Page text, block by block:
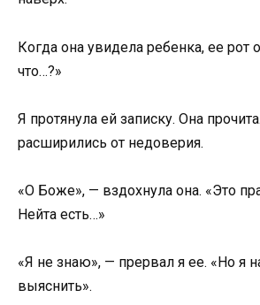
Когда она увидела ребенка, ее рот
что…?»
Я протянула ей записку. Она
расширились от недоверия.
«О Боже», — вздохнула она. «Это
Нейта есть…»
«Я не знаю», — прервал я ее. «Но я
выяснить».